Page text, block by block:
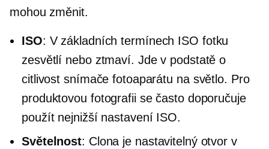
mohou změnit.
ISO: V základních termínech ISO fotku
zesvětlí nebo ztmaví. Jde v podstatě o
citlivost snímače fotoaparátu na světlo. Pro
produktovou fotografii se často doporučuje
použít nejnižší nastavení ISO.
Světelnost: Clona je nastavitelný otvor v